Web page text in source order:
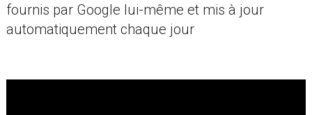
fournis par Google lui-même et mis à jour
automatiquement chaque jour